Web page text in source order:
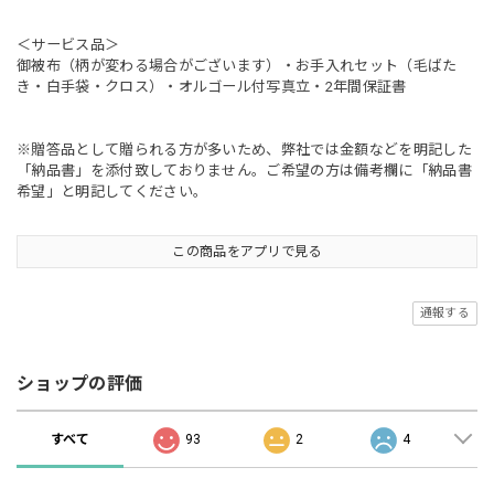
＜サービス品＞
御被布（柄が変わる場合がございます）・お手入れセット（毛ばた
き・白手袋・クロス）・オルゴール付写真立・2年間保証書
※贈答品として贈られる方が多いため、弊社では金額などを明記した
「納品書」を添付致しておりません。ご希望の方は備考欄に「納品書
希望」と明記してください。
この商品をアプリで見る
通報する
ショップの評価
すべて 93 2 4